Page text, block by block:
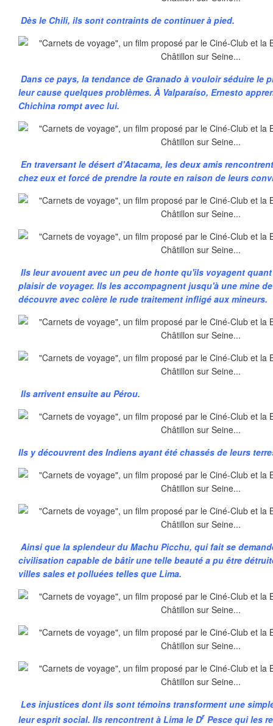
Dès le Chili, ils sont contraints de continuer à pied.
Dans ce pays, la tendance de Granado à vouloir séduire le
leur cause quelques problèmes. À Valparaíso, Ernesto
Chichina rompt avec lui.
En traversant le désert d'Atacama, les deux amis
chez eux et forcé de prendre la route en raison de leurs
Ils leur avouent avec un peu de honte qu'ils voyagent
plaisir de voyager. Ils les accompagnent jusqu'à une mine
découvre avec colère le rude traitement infligé aux mineurs.
Ils arrivent ensuite au Pérou.
Ils y découvrent des Indiens ayant été chassés de leurs
Ainsi que la splendeur du Machu Picchu, qui fait se
civilisation capable de bâtir une telle beauté a pu être
villes sales et polluées telles que Lima.
Les injustices dont ils sont témoins transforment une
leur esprit social. Ils rencontrent à Lima le Dr Pesce qui les